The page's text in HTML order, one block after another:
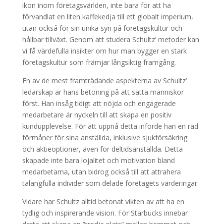
ikon inom företagsvärlden, inte bara för att ha
förvandlat en liten kaffekedja till ett globalt imperium,
utan också för sin unika syn på företagskultur och
hållbar tillväxt. Genom att studera Schultz’ metoder kan
vi få värdefulla insikter om hur man bygger en stark
företagskultur som främjar långsiktig framgång.
En av de mest framträdande aspekterna av Schultz’
ledarskap är hans betoning på att sätta människor
först. Han insåg tidigt att nöjda och engagerade
medarbetare är nyckeln till att skapa en positiv
kundupplevelse. För att uppnå detta införde han en rad
förmåner för sina anställda, inklusive sjukförsäkring
och aktieoptioner, även för deltidsanställda. Detta
skapade inte bara lojalitet och motivation bland
medarbetarna, utan bidrog också till att attrahera
talangfulla individer som delade företagets värderingar.
Vidare har Schultz alltid betonat vikten av att ha en
tydlig och inspirerande vision. För Starbucks innebar